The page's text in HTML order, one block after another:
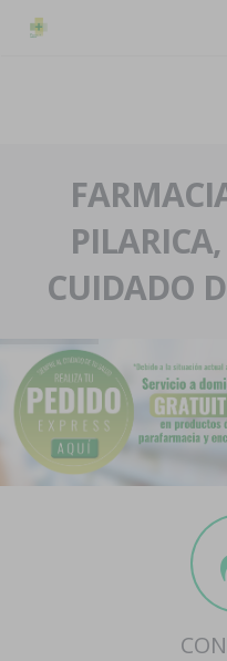
La farmacia
Nuestra historia
Nuestro equipo
Eventos
Servicios y reservas
Pedidos express
Blog
Contacto
Boletín
CUIDADO